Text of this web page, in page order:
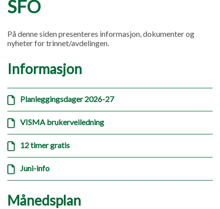
SFO
På denne siden presenteres informasjon, dokumenter og
nyheter for trinnet/avdelingen.
Informasjon
Planleggingsdager 2026-27
VISMA brukerveiledning
12 timer gratis
Juni-info
Månedsplan